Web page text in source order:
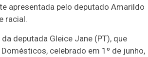
apresentada pelo deputado Amarildo
racial.
deputada Gleice Jane (PT), que
celebrado em 1º de junho,